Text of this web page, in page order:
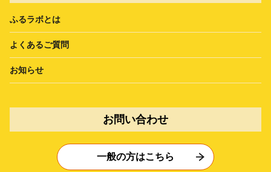
ふるラボとは
よくあるご質問
お知らせ
お問い合わせ
一般の方はこちら